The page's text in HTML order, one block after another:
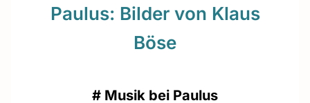
Paulus: Bilder von Klaus
Böse
# Musik bei Paulus